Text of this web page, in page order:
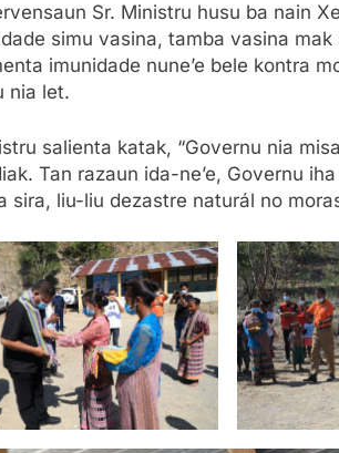
Sr. Ministru husu ba nain
simu vasina, tamba vasina
imunidade nune’e bele kontra
nia let.
salienta katak, “Governu nia
Tan razaun ida-ne’e, Governu
sira, liu-liu dezastre naturál no